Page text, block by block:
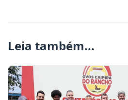
Leia também...